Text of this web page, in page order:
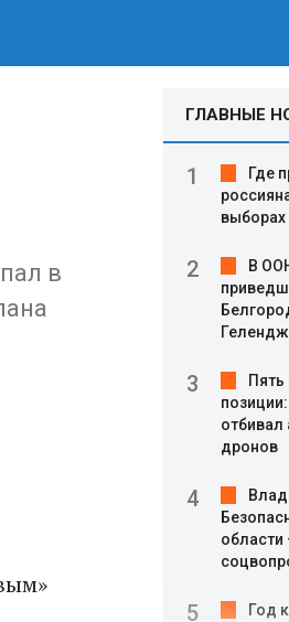
в
ГЛАВНЫЕ
Где
выборах
В
отбивал
дронов
области
Год